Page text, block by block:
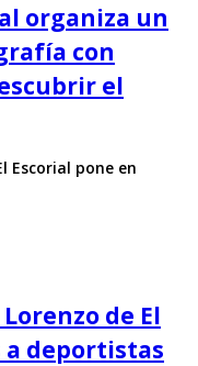
organiza un
con
el
Escorial pone en
de El
a deportistas